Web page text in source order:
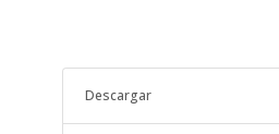
Descargar